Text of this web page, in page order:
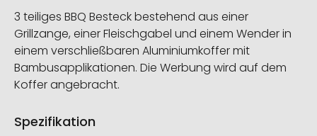
3 teiliges BBQ Besteck bestehend aus einer
Grillzange, einer Fleischgabel und einem Wender in
einem verschließbaren Aluminiumkoffer mit
Bambusapplikationen. Die Werbung wird auf dem
Koffer angebracht.
Spezifikation